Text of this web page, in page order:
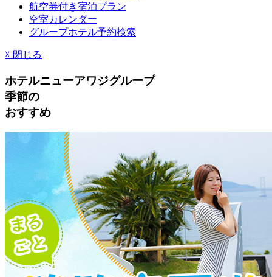
航空券付き宿泊プラン
空室カレンダー
グループホテル予約検索
☓ 閉じる
ホテルニューアワジグループ
季節の
おすすめ